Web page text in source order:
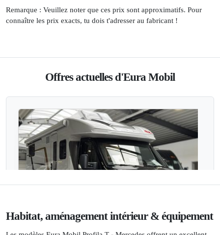
Remarque : Veuillez noter que ces prix sont approximatifs. Pour
connaître les prix exacts, tu dois t'adresser au fabricant !
Offres actuelles d'Eura Mobil
Habitat, aménagement intérieur & équipement